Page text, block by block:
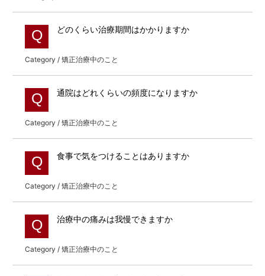
Q どのくらい治療期間はかかりますか
Category / 矯正治療中のこと
Q 通院はどれくらいの頻度になりますか
Category / 矯正治療中のこと
Q 食事で気をつけることはありますか
Category / 矯正治療中のこと
Q 治療中の痛みは我慢できますか
Category / 矯正治療中のこと